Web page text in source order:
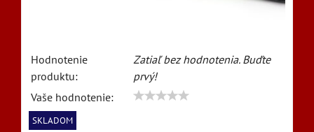
Hodnotenie
produktu:
Zatiaľ bez hodnotenia. Buďte
prvý!
Vaše hodnotenie:
SKLADOM